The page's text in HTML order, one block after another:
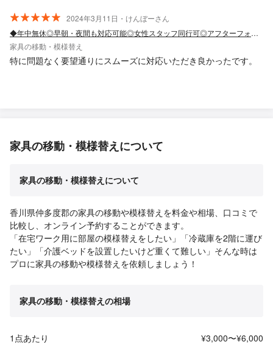
2024年3月11日・けんぼーさん
◆年中無休◎早朝・夜間も対応可能◎女性スタッフ同行可◎アフターフォロー万全
家具の移動・模様替え
特に問題なく要望通りにスムーズに対応いただき良かったです。
家具の移動・模様替えについて
家具の移動・模様替えについて
香川県仲多度郡の家具の移動や模様替えを料金や相場、口コミで
比較し、オンライン予約することができます。
「在宅ワーク用に部屋の模様替えをしたい」「冷蔵庫を2階に運び
たい」「介護ベッドを設置したいけど重くて難しい」そんな時は
プロに家具の移動や模様替えを依頼しましょう！
家具の移動・模様替えの相場
1点あたり ¥3,000〜¥6,000